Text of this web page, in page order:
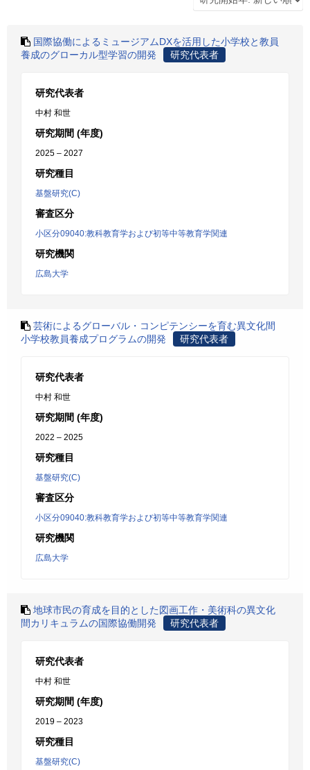
国際協働によるミュージアムDXを活用した小学校と教員
養成のグローカル型学習の開発
研究代表者
研究代表者
中村 和世
研究期間 (年度)
2025 – 2027
研究種目
基盤研究(C)
審査区分
小区分09040:教科教育学および初等中等教育学関連
研究機関
広島大学
芸術によるグローバル・コンピテンシーを育む異文化間
小学校教員養成プログラムの開発
研究代表者
研究代表者
中村 和世
研究期間 (年度)
2022 – 2025
研究種目
基盤研究(C)
審査区分
小区分09040:教科教育学および初等中等教育学関連
研究機関
広島大学
地球市民の育成を目的とした図画工作・美術科の異文化
間カリキュラムの国際協働開発
研究代表者
研究代表者
中村 和世
研究期間 (年度)
2019 – 2023
研究種目
基盤研究(C)